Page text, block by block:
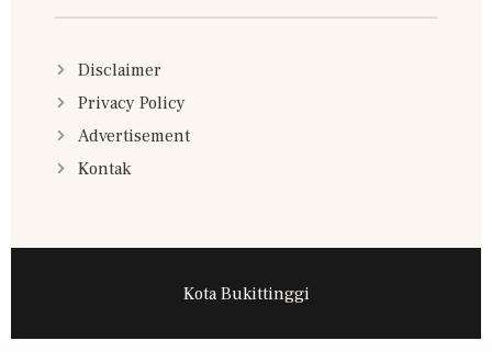
Disclaimer
Privacy Policy
Advertisement
Kontak
Kota Bukittinggi